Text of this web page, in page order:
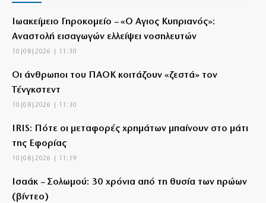
Ιωακείμειο Γηροκομείο – «Ο Αγιος Κυπριανός»:
Αναστολή εισαγωγών ελλείψει νοσηλευτών
10|08|2026 | 11:30
Οι άνθρωποι του ΠΑΟΚ κοιτάζουν «ζεστά» τον
Τένγκστεντ
10|08|2026 | 11:30
IRIS: Πότε οι μεταφορές χρημάτων μπαίνουν στο μάτι
της Εφορίας
10|08|2026 | 11:19
Ισαάκ – Σολωμού: 30 χρόνια από τη θυσία των ηρώων
(βίντεο)